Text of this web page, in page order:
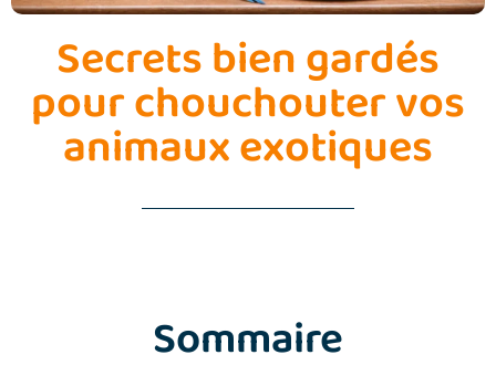
Secrets bien gardés
pour chouchouter vos
animaux exotiques
Sommaire